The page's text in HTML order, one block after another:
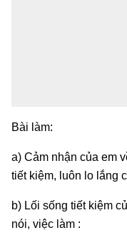
Bài làm:
a) Cảm nhận của em
tiết kiệm, luôn lo lắng
b) Lối sống tiết kiệm
nói, việc làm :